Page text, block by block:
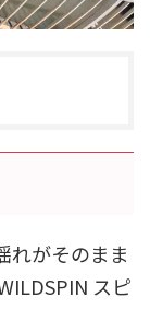
れがそのまま
スピ